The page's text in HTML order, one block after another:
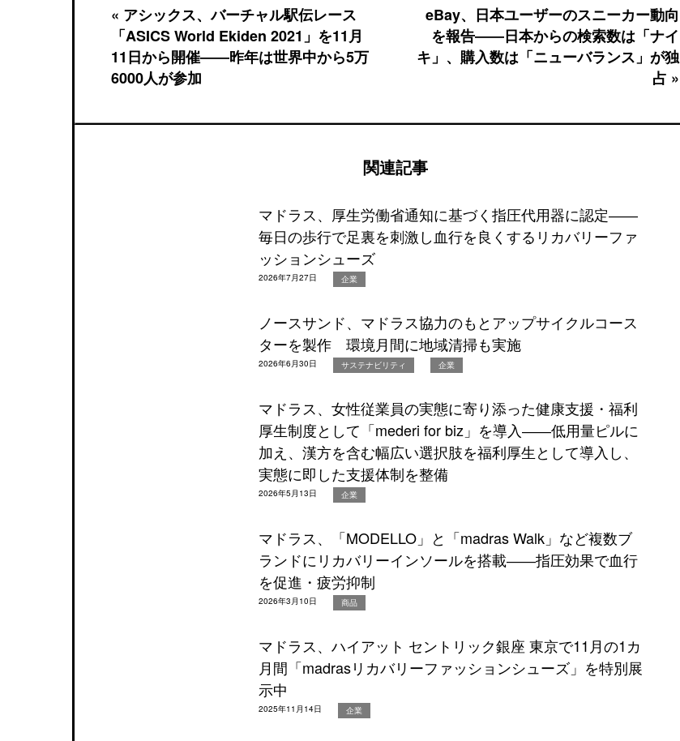
« アシックス、バーチャル駅伝レース
「ASICS World Ekiden 2021」を11月
11日から開催――昨年は世界中から5万
6000人が参加
eBay、日本ユーザーのスニーカー動向
を報告――日本からの検索数は「ナイ
キ」、購入数は「ニューバランス」が独
占 »
関連記事
マドラス、厚生労働省通知に基づく指圧代用器に認定――
毎日の歩行で足裏を刺激し血行を良くするリカバリーファ
ッションシューズ
2026年7月27日 企業
ノースサンド、マドラス協力のもとアップサイクルコース
ターを製作 環境月間に地域清掃も実施
2026年6月30日 サステナビリティ 企業
マドラス、女性従業員の実態に寄り添った健康支援・福利
厚生制度として「mederi for biz」を導入――低用量ピルに
加え、漢方を含む幅広い選択肢を福利厚生として導入し、
実態に即した支援体制を整備
2026年5月13日 企業
マドラス、「MODELLO」と「madras Walk」など複数ブ
ランドにリカバリーインソールを搭載――指圧効果で血行
を促進・疲労抑制
2026年3月10日 商品
マドラス、ハイアット セントリック銀座 東京で11月の1カ
月間「madrasリカバリーファッションシューズ」を特別展
示中
2025年11月14日 企業